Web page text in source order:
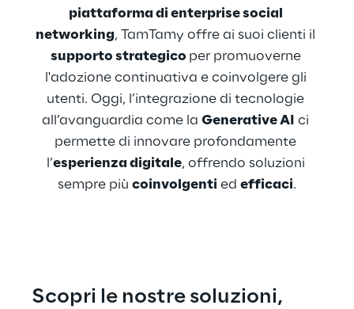
piattaforma di enterprise social
networking, TamTamy offre ai suoi clienti il
supporto strategico per promuoverne
l'adozione continuativa e coinvolgere gli
utenti. Oggi, l’integrazione di tecnologie
all’avanguardia come la Generative AI ci
permette di innovare profondamente
l’esperienza digitale, offrendo soluzioni
sempre più coinvolgenti ed efficaci.
Scopri le nostre soluzioni,